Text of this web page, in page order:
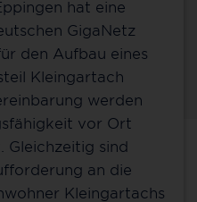
hat eine
GigaNetz
den Aufbau eines
Kleingartach
werden
vor Ort
Gleichzeitig sind
an die
Kleingartachs